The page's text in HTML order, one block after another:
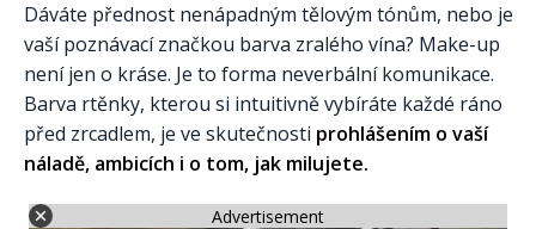
Dáváte přednost nenápadným tělovým tónům, nebo je
vaší poznávací značkou barva zralého vína? Make-up
není jen o kráse. Je to forma neverbální komunikace.
Barva rtěnky, kterou si intuitivně vybíráte každé ráno
před zrcadlem, je ve skutečnosti prohlášením o vaší
náladě, ambicích i o tom, jak milujete.
Advertisement